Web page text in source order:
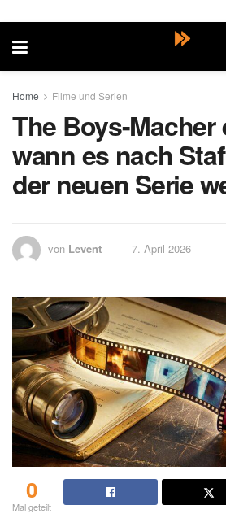
Home Filme und Serien
The Boys-Macher
wann es nach
der neuen Serie
von Levent 7. April 2026
0
Mal geteilt